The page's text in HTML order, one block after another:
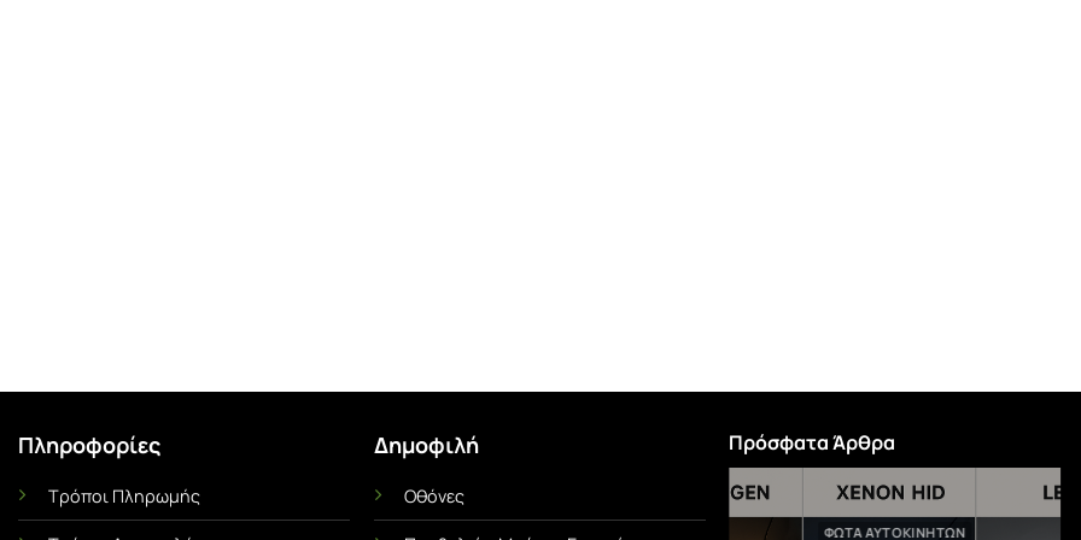
Πληροφορίες
Τρόποι Πληρωμής
Δημοφιλή
Οθόνες
Πρόσφατα Άρθρα
ΦΏΤΑ ΑΥΤΟΚΙΝΉΤΩΝ
ΜΕΜΒΡΆΝΕΣ ΟΧΗΜΆΤΩΝ UNCATEGORIZED